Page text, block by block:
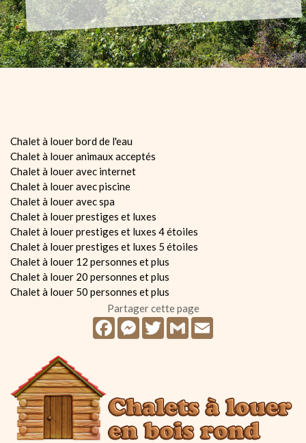
Chalet à louer bord de l'eau
Chalet à louer animaux acceptés
Chalet à louer avec internet
Chalet à louer avec piscine
Chalet à louer avec spa
Chalet à louer prestiges et luxes
Chalet à louer prestiges et luxes 4 étoiles
Chalet à louer prestiges et luxes 5 étoiles
Chalet à louer 12 personnes et plus
Chalet à louer 20 personnes et plus
Chalet à louer 50 personnes et plus
Partager cette page
FacebookMessenger
TwitterGmail